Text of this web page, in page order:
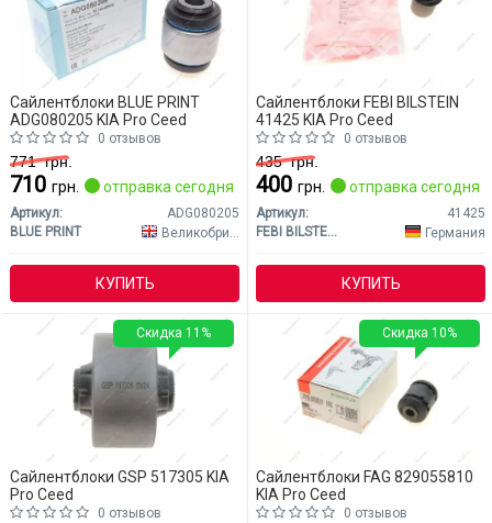
Сайлентблоки BLUE PRINT
ADG080205 KIA Pro Ceed
0 отзывов
771грн.
710 грн. отправка сегодня
Артикул:
ADG080205
BLUE PRINT
Великобритания
КУПИТЬ
Сайлентблоки FEBI BILSTEIN
41425 KIA Pro Ceed
0 отзывов
435грн.
400 грн. отправка сегодня
Артикул:
41425
FEBI BILSTEIN
Германия
КУПИТЬ
Сайлентблоки GSP 517305 KIA
Pro Ceed
0 отзывов
Скидка 11%
Сайлентблоки FAG 829055810
KIA Pro Ceed
0 отзывов
Скидка 10%